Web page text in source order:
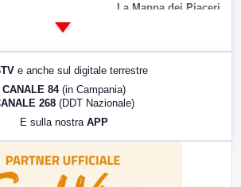
La Mappa dei Piaceri
e anche sul digitale terrestre
CANALE 84 (in Campania)
268 (DDT Nazionale)
E sulla nostra APP